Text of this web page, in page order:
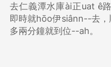
去仁義潭水庫ài正uat ê
即時就hōo伊siânn--去
多兩分鐘就到位--ah。